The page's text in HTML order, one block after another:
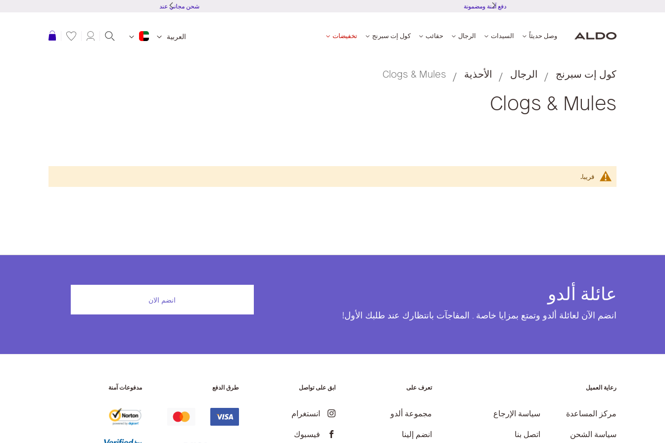
شحن مجاني عند طلبك بقيمة 150 درهم أو أكثر تجربة دفع آمنة ومضمونة
وصل حديثاً السيدات الرجال حقائب كول إت سبرنج تخفيضات العربية عربة التسوق
كول إت سبرنج الرجال الأحذية Clogs & Mules
Clogs & Mules
قريبا.
عائلة ألدو
انضم الآن لعائلة ألدو وتمتع بمزايا خاصة . المفاجآت بانتظارك عند طلبك الأول!
انضم الان
رعاية العميل
مركز المساعدة
سياسة الإرجاع
سياسة الشحن
اتصل بنا
تعرف على
مجموعة ألدو
انضم إلينا
ابق على تواصل
انستغرام
فيسبوك
طرق الدفع مدفوعات آمنة